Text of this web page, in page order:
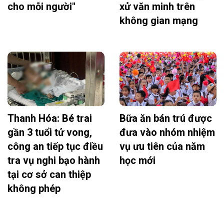
cho mỗi người"
xử văn minh trên
không gian mạng
Thanh Hóa: Bé trai
gần 3 tuổi tử vong,
công an tiếp tục điều
tra vụ nghi bạo hành
tại cơ sở can thiệp
không phép
Bữa ăn bán trú được
đưa vào nhóm nhiệm
vụ ưu tiên của năm
học mới